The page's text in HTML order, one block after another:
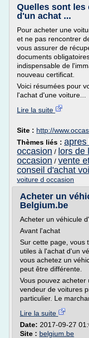
Quelles sont les
d'un achat ...
Pour acheter une
et ne pas rencontrer
vous assurer de
documents
indispensable de
nouveau certificat.
Voici résumées pour
l'achat d'une voiture...
Lire la suite
Site : http://
Thèmes liés : apres
occasion / lors de
occasion / vente
conseil d'achat
voiture d occasion
Acheter un
Belgium.be
Acheter un véhicule
Avant l'achat
Sur cette page, vous
utiles à l'achat d'un
vous achetez un
peut être différente.
Vous pouvez acheter
vendeur de voitures
particulier. Le
Lire la suite
Date: 2017-09-27
Site : belgium.be